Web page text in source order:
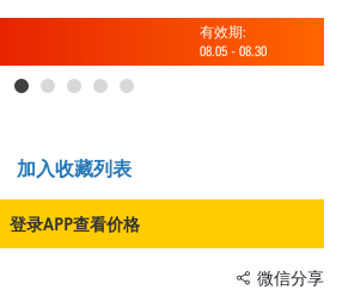
有效期:
08.05 - 08.30
加入收藏列表
登录APP查看价格
微信分享